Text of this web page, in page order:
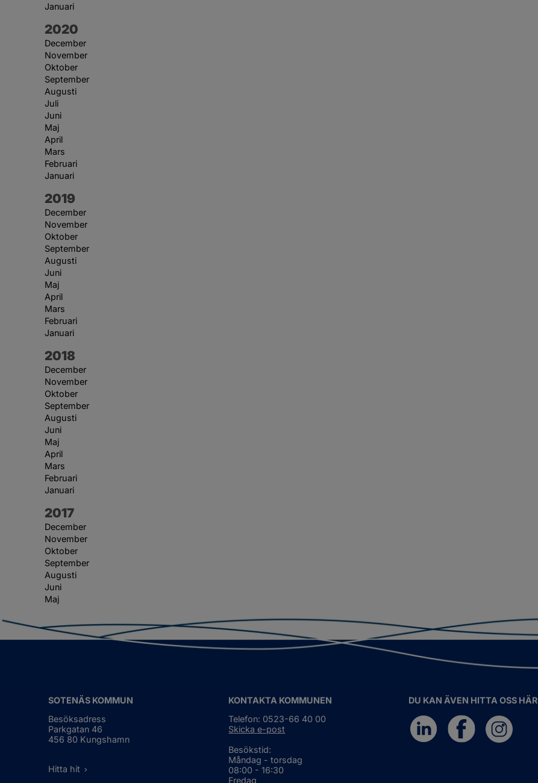
Januari
År:
2020
December
November
Oktober
September
Augusti
Juli
Juni
Maj
April
Mars
Februari
Januari
År:
2019
December
November
Oktober
September
Augusti
Juni
Maj
April
Mars
Februari
Januari
År:
2018
December
November
Oktober
September
Augusti
Juni
Maj
April
Mars
Februari
Januari
År:
2017
December
November
Oktober
September
Augusti
Juni
Maj
SOTENÄS KOMMUN
Besöksadress
Parkgatan 46
456 80 Kungshamn
Hitta hit
KONTAKTA KOMMUNEN
Telefon: 0523-66 40 00
Skicka e-post
Besökstid:
Måndag - torsdag
08:00 - 16:30
Fredag
DU KAN ÄVEN HITTA OSS HÄR